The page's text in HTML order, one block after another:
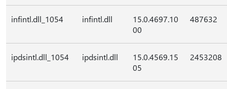
infintl.dll_1054 infintl.dll
15.0.4697.10
00
487632
ipdsintl.dll_1054 ipdsintl.dll
15.0.4569.15
05
2453208